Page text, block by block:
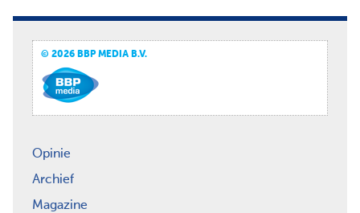
© 2026 BBP MEDIA B.V.
Opinie
Archief
Magazine